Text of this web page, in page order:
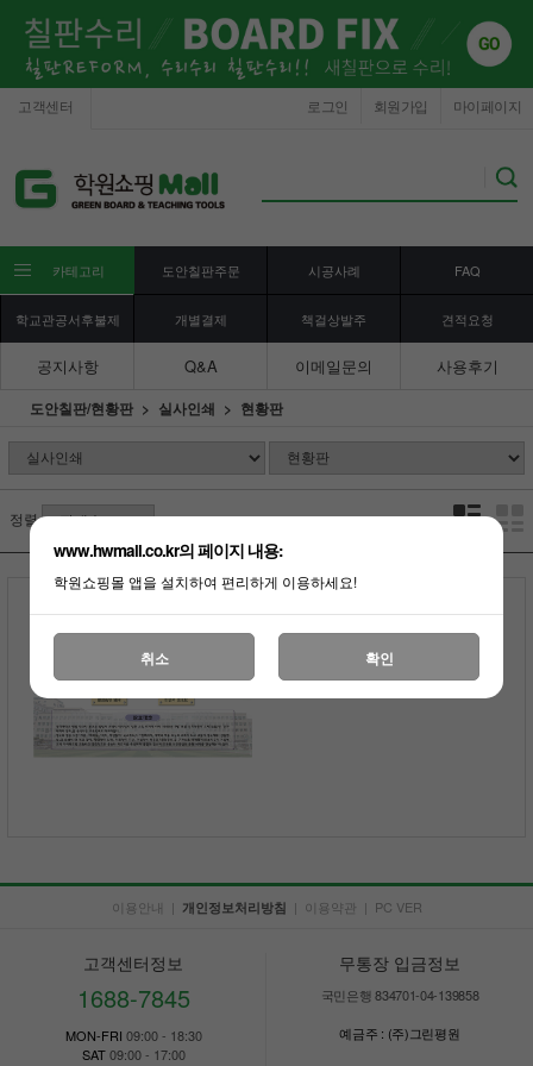
고객센터 마이페이지
회원가입
로그인
카테고리 도안칠판주문 시공사례 FAQ
학교관공서후불제 개별결제 책걸상발주 견적요청
공지사항 Q&A 이메일문의 사용후기
도안칠판/현황판 실사인쇄 현황판
정렬
이용안내 | 개인정보처리방침 | 이용약관 | PC VER
고객센터정보
1688-7845
MON-FRI 09:00 - 18:30
SAT09:00 - 17:00
무통장 입금정보
국민은행 834701-04-139858
예금주 : (주)그린평원
www.hwmall.co.kr의 페이지 내용:
학원쇼핑몰 앱을 설치하여 편리하게 이용하세요!
취소 확인